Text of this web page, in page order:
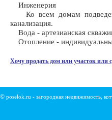
Инженерия
Ко всем домам
канализация.
Вода - артезианская
Отопление -
Хочу продать дом или участок или
© poselok.ru - загородная недвижимость,